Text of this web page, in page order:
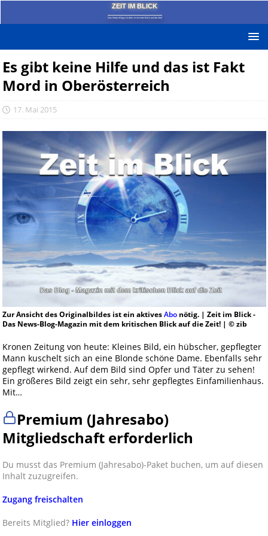
ZEIT IM BLICK
Das News-Blog mit dem kritischen Blick auf die Zeit!
Es gibt keine Hilfe und das ist Fakt
Mord in Oberösterreich
17. Mai 2015
Zur Ansicht des Originalbildes ist ein aktivesAbonötig. | Zeit im Blick -
Das News-Blog-Magazin mit dem kritischen Blick auf die Zeit! | © zib
Kronen Zeitung von heute: Kleines Bild, ein hübscher, gepflegter
Mann kuschelt sich an eine Blonde schöne Dame. Ebenfalls sehr
gepflegt wirkend. Auf dem Bild sind Opfer und Täter zu sehen!
Ein größeres Bild zeigt ein sehr, sehr gepflegtes Einfamilienhaus.
Mit…
Premium (Jahresabo)
Mitgliedschaft erforderlich
Du musst das Premium (Jahresabo)-Paket buchen, um auf diesen
Inhalt zuzugreifen.
Zugang freischalten
Bereits Mitglied? Hier einloggen